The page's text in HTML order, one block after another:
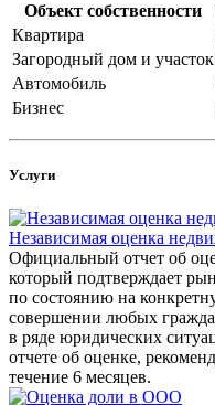
Объект собственности
Квартира
Загородный дом и участок
Автомобиль
Бизнес
Услуги
Независимая оценка
Официальный отчет об
который подтверждает
по состоянию на
совершении любых
в ряде юридических
отчете об оценке,
течение 6 месяцев.